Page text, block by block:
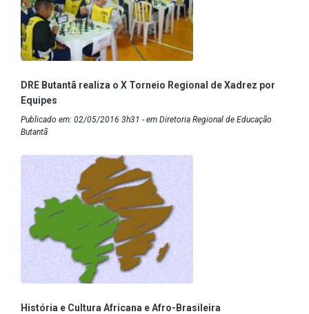
DRE Butantã realiza o X Torneio Regional de Xadrez por
Equipes
Publicado em: 02/05/2016 3h31 - em Diretoria Regional de Educação
Butantã
História e Cultura Africana e Afro-Brasileira